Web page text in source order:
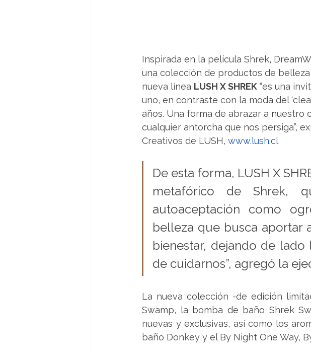
Inspirada en la película Shrek,
una colección de productos de
nueva línea LUSH X SHREK “es una
uno, en contraste con la moda del
años. Una forma de abrazar a
cualquier antorcha que nos persiga”,
Creativos de LUSH, www.lush.cl
De esta forma, LUSH X
metafórico de
autoaceptación como
belleza que busca aportar
bienestar, dejando de
de cuidarnos”, agregó la
La nueva colección -de edición
Swamp, la bomba de baño Shrek
nuevas y exclusivas, así como los
baño Donkey y el By Night One Way,